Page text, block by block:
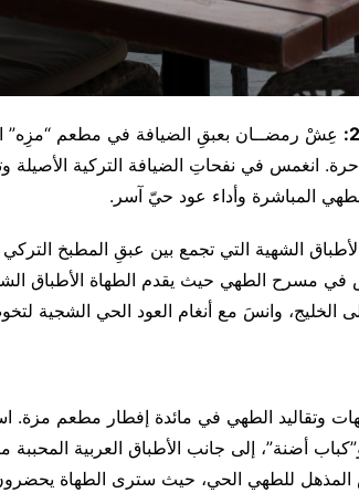
عِشْ رمضــان بعبقِ الضيافة في مطعم “مزِه”
انغمس في نفحاتِ الضيافة التركية الأصيلة
المباشرة وأداء عود حيّ آسر.
الشهية التي تجمع بين عبقِ المطبخ التركي
في مسرح الطهي حيث يقدم الطهاة الأطباق
الخليج، وانسَ مع أنغام العود الحي الشجية
وتقاليد الطهي في مائدة إفطار مطعم مزة.
أضنة”، إلى جانب الأطباق العربية
للطهي الحي، حيث سترى الطهاة